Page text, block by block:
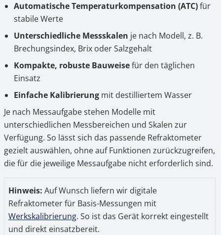
Automatische Temperaturkompensation (ATC)für
stabile Werte
Unterschiedliche Messskalen je nach Modell, z. B.
Brechungsindex, Brix oder Salzgehalt
Kompakte, robuste Bauweisefür den täglichen
Einsatz
Einfache Kalibrierung mit destilliertem Wasser
Je nach Messaufgabe stehen Modelle mit
unterschiedlichen Messbereichen und Skalen zur
Verfügung. So lässt sich das passende Refraktometer
gezielt auswählen, ohne auf Funktionen zurückzugreifen,
die für die jeweilige Messaufgabe nicht erforderlich sind.
Hinweis: Auf Wunsch liefern wir digitale
Refraktometer für Basis-Messungen mit
Werkskalibrierung. So ist das Gerät korrekt eingestellt
und direkt einsatzbereit.